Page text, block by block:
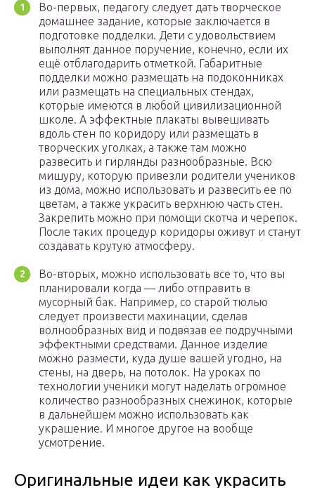
Во-первых, педагогу следует дать творческое
домашнее задание, которые заключается в
подготовке подделки. Дети с удовольствием
выполнят данное поручение, конечно, если их
ещё отблагодарить отметкой. Габаритные
подделки можно размещать на подоконниках
или размещать на специальных стендах,
которые имеются в любой цивилизационной
школе. А эффектные плакаты вывешивать
вдоль стен по коридору или размещать в
творческих уголках, а также там можно
развесить и гирлянды разнообразные. Всю
мишуру, которую привезли родители учеников
из дома, можно использовать и развесить ее по
цветам, а также украсить верхнюю часть стен.
Закрепить можно при помощи скотча и черепок.
После таких процедур коридоры оживут и станут
создавать крутую атмосферу.
Во-вторых, можно использовать все то, что вы
планировали когда — либо отправить в
мусорный бак. Например, со старой тюлью
следует произвести махинации, сделав
волнообразных вид и подвязав ее подручными
эффектными средствами. Данное изделие
можно размести, куда душе вашей угодно, на
стены, на дверь, на потолок. На уроках по
технологии ученики могут наделать огромное
количество разнообразных снежинок, которые
в дальнейшем можно использовать как
украшение. И многое другое на вообще
усмотрение.
Оригинальные идеи как украсить